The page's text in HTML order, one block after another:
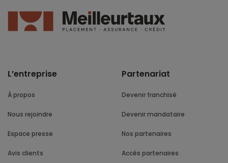
L’entreprise
À propos
Nous rejoindre
Espace presse
Avis clients
Partenariat
Devenir franchisé
Devenir mandataire
Nos partenaires
Accès partenaires